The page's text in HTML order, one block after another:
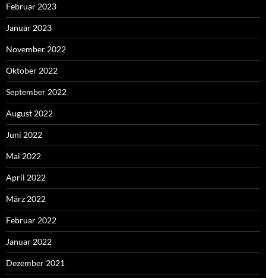
Februar 2023
Januar 2023
November 2022
Oktober 2022
September 2022
August 2022
Juni 2022
Mai 2022
April 2022
März 2022
Februar 2022
Januar 2022
Dezember 2021